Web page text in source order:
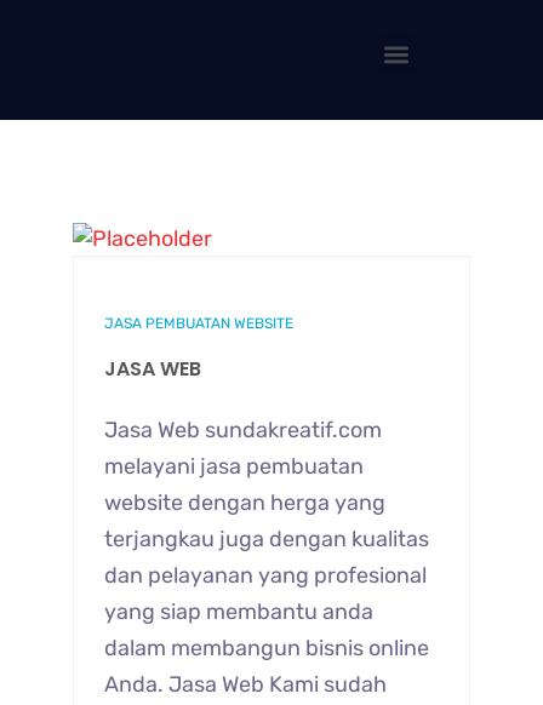
JASA PEMBUATAN WEBSITE
JASA WEB
Jasa Web sundakreatif.com
melayani jasa pembuatan
website dengan herga yang
terjangkau juga dengan kualitas
dan pelayanan yang profesional
yang siap membantu anda
dalam membangun bisnis online
Anda. Jasa Web Kami sudah